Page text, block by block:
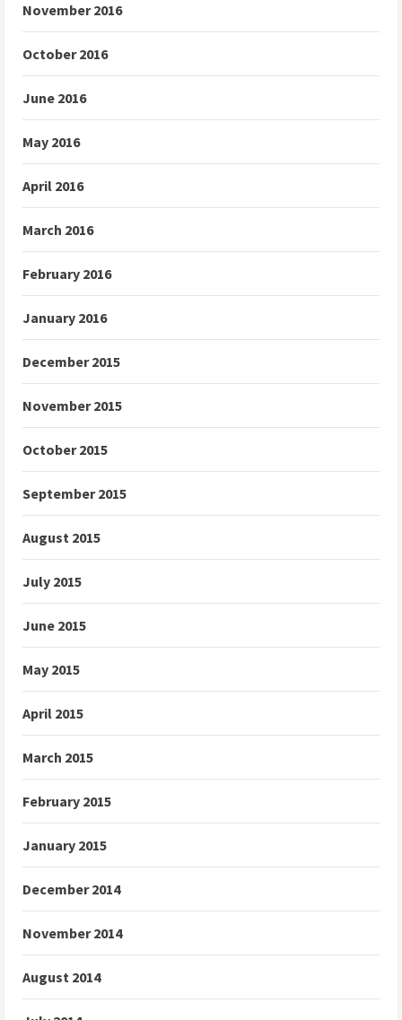
November 2016
October 2016
June 2016
May 2016
April 2016
March 2016
February 2016
January 2016
December 2015
November 2015
October 2015
September 2015
August 2015
July 2015
June 2015
May 2015
April 2015
March 2015
February 2015
January 2015
December 2014
November 2014
August 2014